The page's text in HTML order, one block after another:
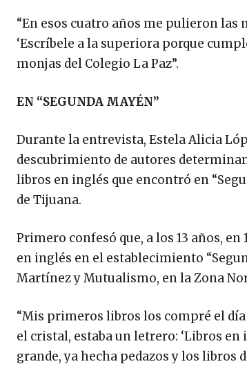
“En esos cuatro años me pulieron
‘Escríbele a la superiora porque
monjas del Colegio La Paz”.
EN “SEGUNDA MAYÉN”
Durante la entrevista, Estela Alicia
descubrimiento de autores
libros en inglés que encontró en
de Tijuana.
Primero confesó que, a los 13 años,
en inglés en el establecimiento
Martínez y Mutualismo, en la Zona
“Mis primeros libros los compré el
el cristal, estaba un letrero: ‘Libros en
grande, ya hecha pedazos y los libros